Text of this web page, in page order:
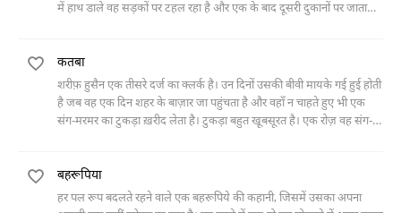
में हाथ डाले वह सड़कों पर टहल रहा है और एक के बाद दूसरी दुकानों पर जाता
हैं तो ओवर कोट के अंदर का उस नौजवान का हाल देखकर इस क़द्र अवाक रह
जाती है कि उनके मुंह से एक शब्द नहीं निकलता।
कतबा
शरीफ़ हुसैन एक तीसरे दर्ज का क्लर्क है। उन दिनों उसकी बीवी मायके गई हुई होती
है जब वह एक दिन शहर के बाज़ार जा पहुंचता है और वहाँ न चाहते हुए भी एक
संग-मरमर का टुकड़ा ख़रीद लेता है। टुकड़ा बहुत खू़बसूरत है। एक रोज़ वह संग-
बाहर लगाएगा। सारी ज़िंदगी गुज़र जाती है लेकिन उसकी यह ख़्वाहिश कभी पूरी
नहीं होती। आख़िर में यही कत्बा उसका बेटा उसकी क़ब्र पर लगवा देता है।
बहरूपिया
हर पल रूप बदलते रहने वाले एक बहरूपिये की कहानी, जिसमें उसका अपना